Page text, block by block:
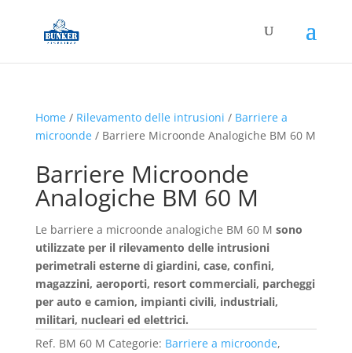
Home/ Rilevamento delle intrusioni / Barriere a
microonde/ Barriere Microonde Analogiche BM 60 M
Barriere Microonde
Analogiche BM 60 M
Le barriere a microonde analogiche BM 60 M sono
utilizzate per il rilevamento delle intrusioni
perimetrali esterne di giardini, case, confini,
magazzini, aeroporti, resort commerciali, parcheggi
per auto e camion, impianti civili, industriali,
militari, nucleari ed elettrici.
Ref. BM 60 M Categorie: Barriere a microonde,